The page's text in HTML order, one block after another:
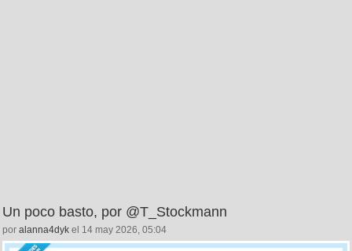
Un poco basto, por @T_Stockmann
por alanna4dyk el 14 may 2026, 05:04